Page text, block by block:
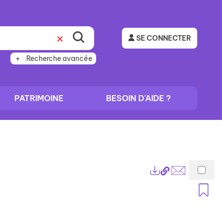
Recherche avancée
SE CONNECTER
PATRIMOINE BESOIN D'AIDE ?
Lien
permanent
(Nouvelle
Envoyer